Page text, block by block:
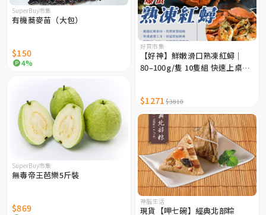
SuperBuy市集
有機蕎麥苗（大包）
$150
4%
好買市集
【好神】鮮嫩滑口熟凍紅蟳｜
80–100g/隻 10隻組 快速上桌方
$1271 $3810
SuperBuy市集
無毒帝王芭樂5斤裝
$869
神腦生活
現貨【呷七碗】經典北部粽